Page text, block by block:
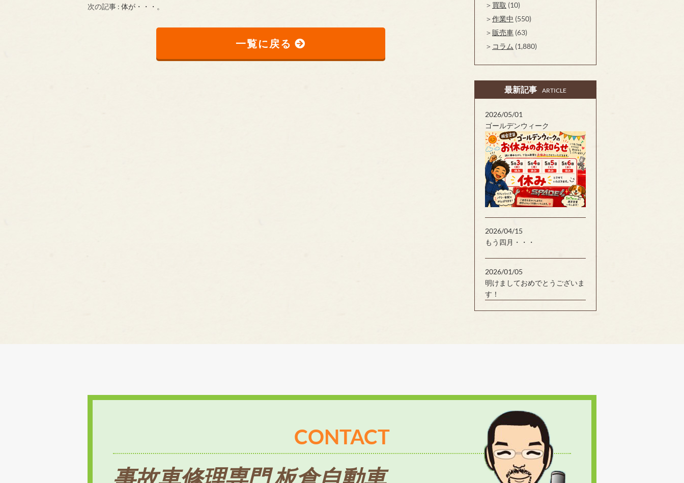
次の記事 : 体が・・・。
一覧に戻る
買取 (10)
作業中 (550)
販売車 (63)
コラム (1,880)
最新記事 ARTICLE
2026/05/01
ゴールデンウィーク
2026/04/15
もう四月・・・
2026/01/05
明けましておめでとうございま
す！
CONTACT
事故車修理専門 板倉自動車